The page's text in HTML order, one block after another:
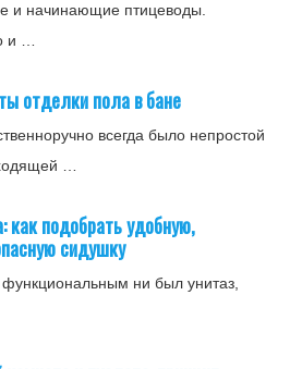
и начинающие птицеводы.
и …
отделки пола в бане
всегда было непростой
…
подобрать удобную,
сидушку
ни был унитаз,